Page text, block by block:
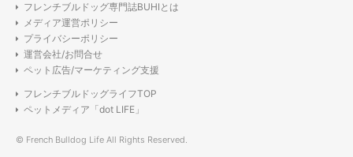
フレンチブルドッグ専門誌BUHIとは
メディア運営ポリシー
プライバシーポリシー
運営会社/お問合せ
ペット広告/マーケティング支援
フレンチブルドッグライフTOP
ペットメディア「dot LIFE」
© French Bulldog Life All Rights Reserved.